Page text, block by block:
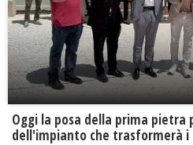
Oggi la posa della prima pietra
dell'impianto che trasformerà